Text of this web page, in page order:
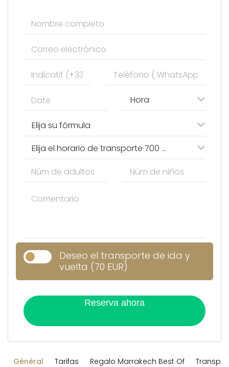
Général Tarifas Regalo Marrakech Best Of
Hora
Elija su fórmula
Elija el horario de transporte 700 DH (70€)
Deseo el transporte de ida y
vuelta (70 EUR)
Reserva ahora